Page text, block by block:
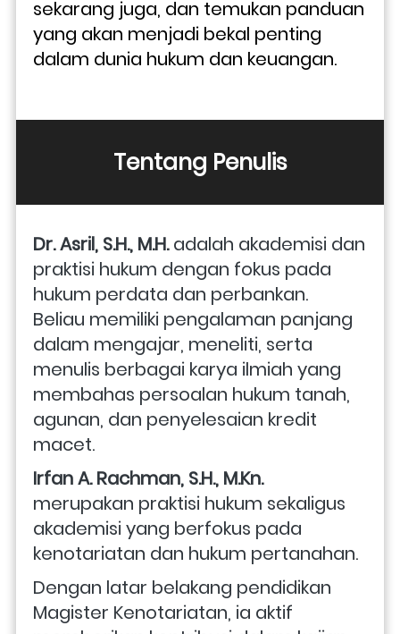
sekarang juga, dan temukan panduan
yang akan menjadi bekal penting
dalam dunia hukum dan keuangan.
Tentang Penulis
Dr. Asril, S.H., M.H. adalah akademisi dan
praktisi hukum dengan fokus pada
hukum perdata dan perbankan.
Beliau memiliki pengalaman panjang
dalam mengajar, meneliti, serta
menulis berbagai karya ilmiah yang
membahas persoalan hukum tanah,
agunan, dan penyelesaian kredit
macet.
Irfan A. Rachman, S.H., M.Kn.
merupakan praktisi hukum sekaligus
akademisi yang berfokus pada
kenotariatan dan hukum pertanahan.
Dengan latar belakang pendidikan
Magister Kenotariatan, ia aktif